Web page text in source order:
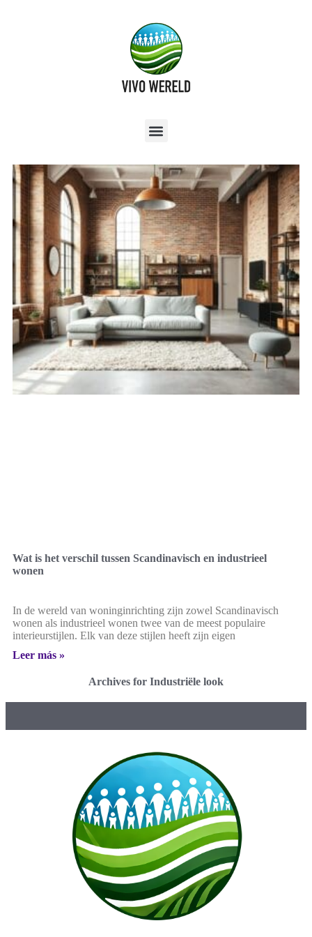
Wat is het verschil tussen Scandinavisch en industrieel
wonen
In de wereld van woninginrichting zijn zowel Scandinavisch
wonen als industrieel wonen twee van de meest populaire
interieurstijlen. Elk van deze stijlen heeft zijn eigen
Leer más »
Archives for Industriële look